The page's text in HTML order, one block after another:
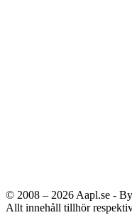
© 2008 – 2026 Aapl.se -
Allt innehåll tillhör